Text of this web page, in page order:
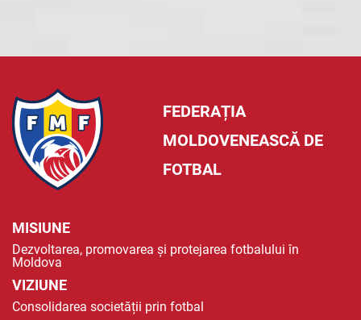
FEDERAȚIA
MOLDOVENEASCĂ DE
FOTBAL
MISIUNE
Dezvoltarea, promovarea și protejarea fotbalului în
Moldova
VIZIUNE
Consolidarea societății prin fotbal